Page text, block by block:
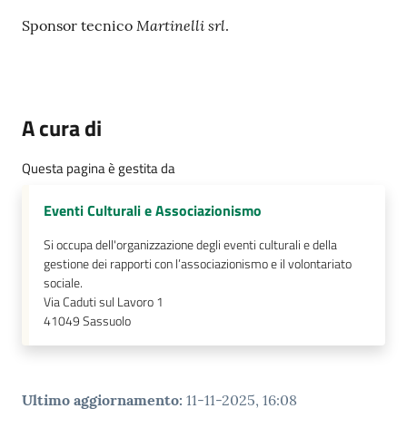
Sponsor tecnico Martinelli srl.
A cura di
Questa pagina è gestita da
Eventi Culturali e Associazionismo
Si occupa dell'organizzazione degli eventi culturali e della
gestione dei rapporti con l’associazionismo e il volontariato
sociale.
Via Caduti sul Lavoro 1
41049Sassuolo
Ultimo aggiornamento: 11-11-2025, 16:08